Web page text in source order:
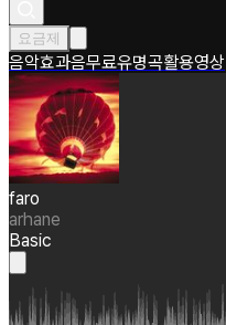
요금제
음악효과음무료유명곡활용영상
faro
arhane
Basic